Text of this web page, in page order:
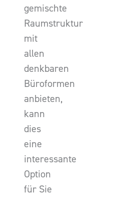
gemischte
Raumstruktur
mit
allen
denkbaren
Büroformen
anbieten,
kann
dies
eine
interessante
Option
für Sie